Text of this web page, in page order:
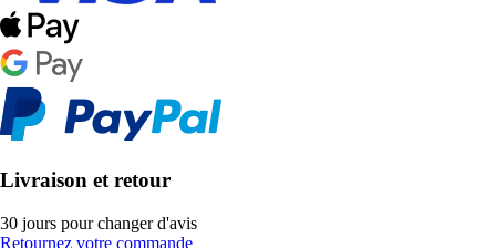
Livraison et retour
30 jours pour changer d'avis
Retournez votre commande